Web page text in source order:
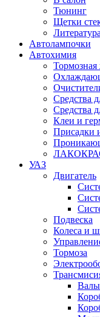
Тюнинг
Щетки
Литература
Автолампочки
Автохимия
Тормозная
Средства
Средства
Клеи и
Присадки
УАЗ
Двигатель
Подвеска
Колеса и
Тормоза